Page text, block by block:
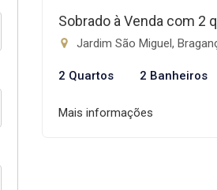
Sobrado à Venda com 2
Jardim São Miguel,
2 Quartos 2 Banheiros
Mais informações